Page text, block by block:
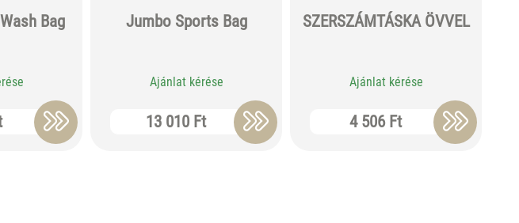
Bag Jumbo Sports Bag
Ajánlat kérése
13 010 Ft
SZERSZÁMTÁSKA ÖVVEL
Ajánlat kérése
4 506 Ft